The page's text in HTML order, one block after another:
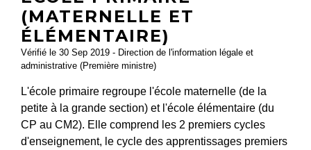
(MATERNELLE ET
ÉLÉMENTAIRE)
Vérifié le 30 Sep 2019 - Direction de l'information légale et
administrative (Première ministre)
L'école primaire regroupe l'école maternelle (de la
petite à la grande section) et l'école élémentaire (du
CP au CM2). Elle comprend les 2 premiers cycles
d'enseignement, le cycle des apprentissages premiers